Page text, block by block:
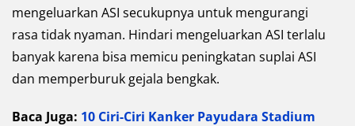
mengeluarkan ASI secukupnya untuk mengurangi
rasa tidak nyaman. Hindari mengeluarkan ASI terlalu
banyak karena bisa memicu peningkatan suplai ASI
dan memperburuk gejala bengkak.
Baca Juga: 10 Ciri-Ciri Kanker Payudara Stadium